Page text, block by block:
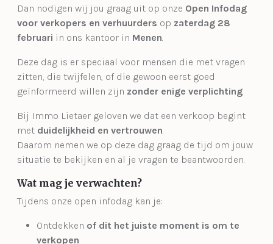
Dan nodigen wij jou graag uit op onze Open Infodag
voor verkopers en verhuurders op zaterdag 28
februari in ons kantoor in Menen.
Deze dag is er speciaal voor mensen die met vragen
zitten, die twijfelen, of die gewoon eerst goed
geïnformeerd willen zijn zonder enige verplichting.
Bij Immo Lietaer geloven we dat een verkoop begint
met duidelijkheid en vertrouwen.
Daarom nemen we op deze dag graag de tijd om jouw
situatie te bekijken en al je vragen te beantwoorden.
Wat mag je verwachten?
Tijdens onze open infodag kan je:
Ontdekken of dit het juiste moment is om te
verkopen